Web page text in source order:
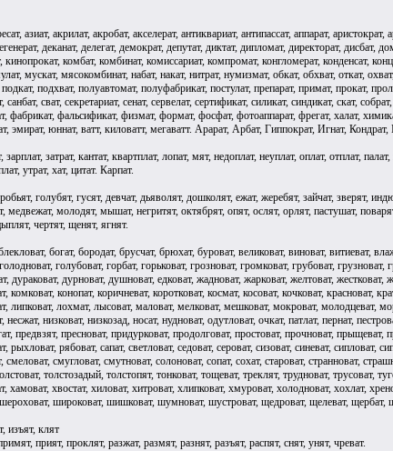
азиат, акрилат, акробат, акселерат, антиквариат, антипассат, аппарат, аристократ,
деканат, делегат, демократ, депутат, диктат, дипломат, директорат, дисбат,
кинопрокат, комбат, комбинат, комиссариат, компромат, конгломерат, конденсат,
мускат, мясокомбинат, набат, накат, нитрат, нумизмат, обкат, обхват, откат,
подхват, полуавтомат, полуфабрикат, постулат, препарат, примат, прокат,
сват, секретариат, сенат, сервелат, сертификат, силикат, синдикат, скат,
фабрикат, фальсификат, физмат, формат, фосфат, фотоаппарат, фрегат, халат,
эмират, юннат, ватт, киловатт, мегаватт. Арарат, Арбат, Гиппократ, Игнат,
затрат, кантат, квартплат, лопат, мят, недоплат, неуплат, оплат, отплат,
утрат, хат, цитат. Карпат.
голубят, гусят, девчат, дьяволят, дошколят, ежат, жеребят, зайчат, зверят,
молодят, мышат, негритят, октябрят, опят, ослят, орлят, пастушат,
чертят, щенят, ягнят.
богат, бородат, брусчат, брюхат, буроват, великоват, виноват, витиеват,
голубоват, горбат, горьковат, грозноват, громковат, грубоват, грузноват,
дураковат, дурноват, душноват, едковат, жадноват, жарковат, желтоват,
комковат, конопат, коричневат, коротковат, космат, косоват, кочковат, красноват,
липковат, лохмат, лысоват, маловат, мелковат, мешковат, мокроват, молодцеват,
низковат, низкозад, носат, нудноват, одутловат, очкат, патлат, пернат,
предвзят, пресноват, придурковат, продолговат, простоват, прочноват, прыщеват,
рябоват, сапат, светловат, седоват, сероват, сизоват, синеват, сипловат,
смугловат, смутноват, солоноват, сопат, сохат, староват, странноват,
толстозадый, толстопят, тонковат, тощеват, треклят, трудноват, трусоват,
хамоват, хвостат, хиловат, хитроват, хлипковат, хмуроват, холодноват, хохлат,
шероховат, широковат, шишковат, шумноват, шустроват, щедроват, щелеват, щербат,
изъят, клят
прият, проклят, разжат, размят, разнят, разъят, распят, снят, унят, чреват.